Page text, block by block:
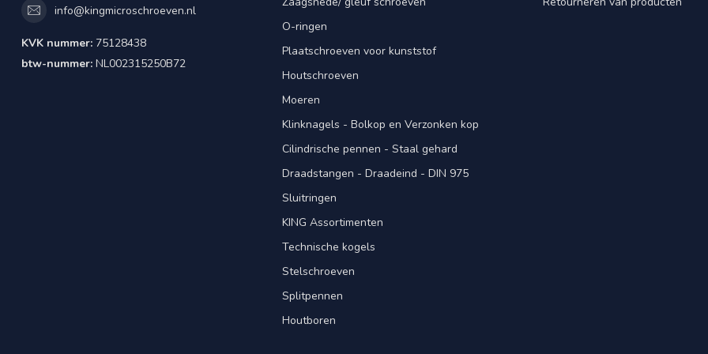
info@kingmicroschroeven.nl
KVK nummer: 75128438
btw-nummer: NL002315250B72
O-ringen
Plaatschroeven voor kunststof
Houtschroeven
Moeren
Klinknagels - Bolkop en Verzonken kop
Cilindrische pennen - Staal gehard
Draadstangen - Draadeind - DIN 975
Sluitringen
KING Assortimenten
Technische kogels
Stelschroeven
Splitpennen
Houtboren